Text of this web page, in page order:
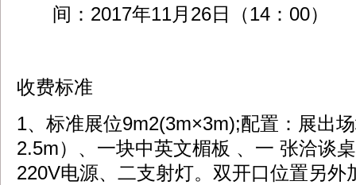
间：2017年11月26日（14：00）
收费标准
1、标准展位9m2(3m×3m);配置：展出
2.5m）、一块中英文楣板 、一 张洽谈
220V电源、二支射灯。双开口位置另外